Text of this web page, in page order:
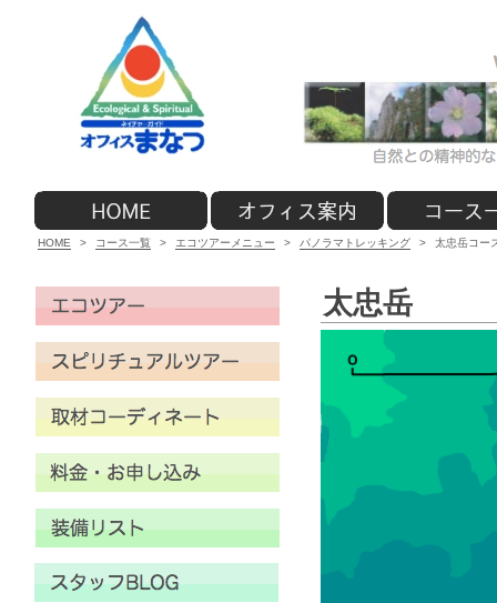
HOME > コース一覧 > エコツアーメニュー > パノラマトレッキング > 太忠岳コー
太忠岳